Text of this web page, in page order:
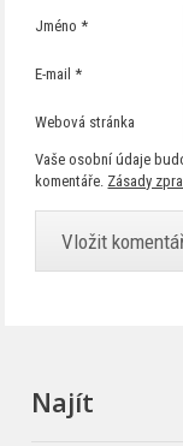
Jméno*
E-mail*
Webová stránka
Vaše osobní údaje
komentáře. Zásady
Najít